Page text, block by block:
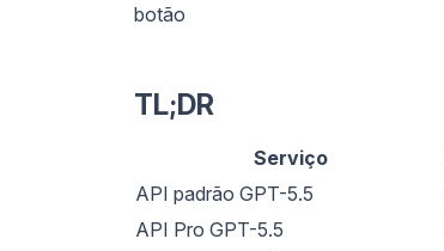
botão
TL;DR
Serviço
API padrão GPT-5.5
API Pro GPT-5.5